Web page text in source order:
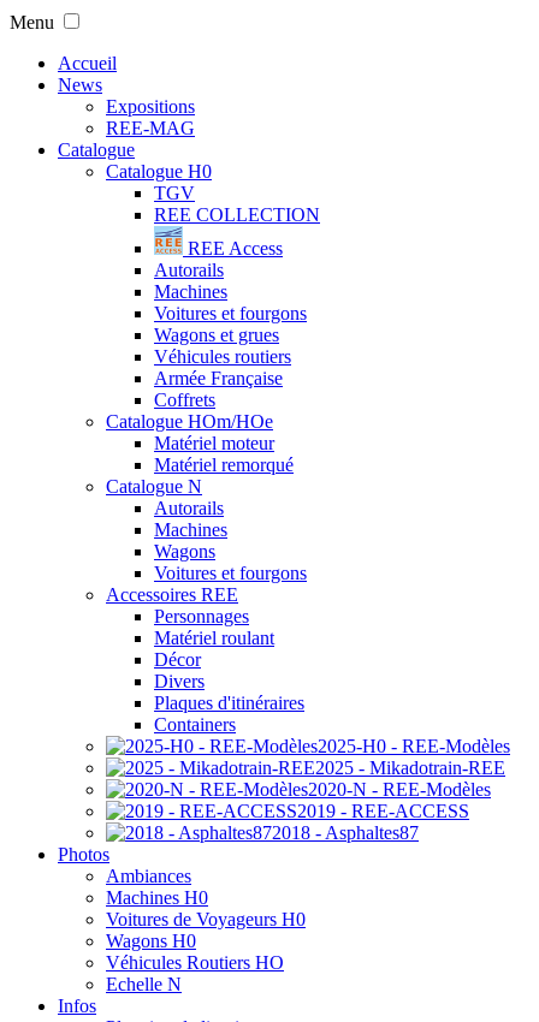
Menu
Accueil
News
Expositions
REE-MAG
Catalogue
Catalogue H0
TGV
REE COLLECTION
REE Access
Autorails
Machines
Voitures et fourgons
Wagons et grues
Véhicules routiers
Armée Française
Coffrets
Catalogue HOm/HOe
Matériel moteur
Matériel remorqué
Catalogue N
Autorails
Machines
Wagons
Voitures et fourgons
Accessoires REE
Personnages
Matériel roulant
Décor
Divers
Plaques d'itinéraires
Containers
2025-H0 - REE-Modèles
2025 - Mikadotrain-REE
2020-N - REE-Modèles
2019 - REE-ACCESS
2018 - Asphaltes87
Photos
Ambiances
Machines H0
Voitures de Voyageurs H0
Wagons H0
Véhicules Routiers HO
Echelle N
Infos